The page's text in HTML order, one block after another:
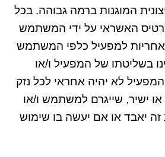
המוגנות ברמה גבוהה. בכל
האשראי על ידי המשתמש
למפעיל כלפי המשתמש
בשליטתו של המפעיל ו/או
לא יהיה אחראי לכל נזק
ישיר, שייגרם למשתמש ו/או
יאבד או אם יעשה בו שימוש